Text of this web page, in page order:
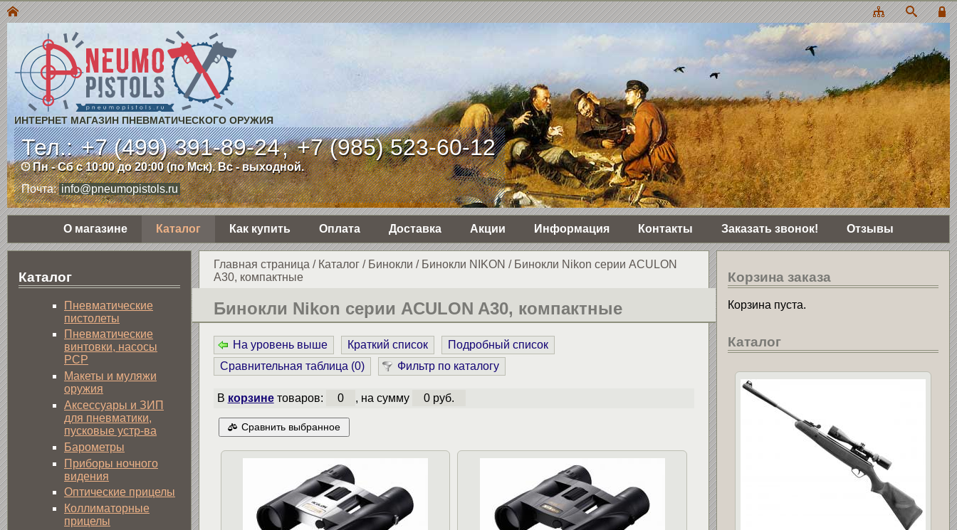
ИНТЕРНЕТ МАГАЗИН ПНЕВМАТИЧЕСКОГО ОРУЖИЯ
Тел.:+7 (499) 391-89-24,+7 (985) 523-60-12
Пн - Сб с 10:00 до 20:00 (по Мск). Вс - выходной.
Почта: info@pneumopistols.ru
О магазине Каталог Как купить Оплата Доставка Акции Информация Контакты Заказать звонок! Отзывы
Главная страница / Каталог/ Бинокли / Бинокли NIKON / Бинокли Nikon серии ACULON
A30, компактные
Бинокли Nikon серии ACULON A30, компактные
На уровень выше Краткий список
Подробный список
Сравнительная таблица (0) Фильтр по каталогу
В корзинетоваров: 0 , на сумму 0 руб.
Сравнить выбранное
Каталог
Пнев­ма­ти­чес­кие
пистолеты
Пневматические
винтовки, насосы
PCP
Макеты и муляжи
оружия
Аксессуары и ЗИП
для пневматики,
пусковые устр-ва
Барометры
Приборы ночного
видения
Оптические прицелы
Коллиматорные
прицелы
Корзина заказа
Корзина пуста.
Каталог